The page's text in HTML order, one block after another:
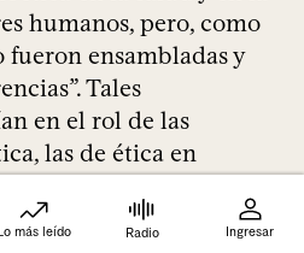
humanos, pero, como
fueron ensambladas y
Tales
en el rol de las
las de ética en
Nacional de Ética
más leído Radio Ingresar